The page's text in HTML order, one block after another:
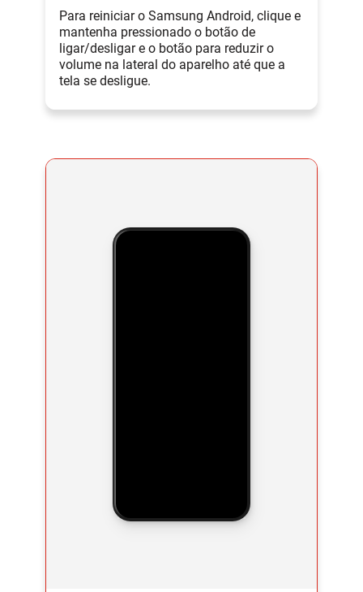
Para reiniciar o Samsung Android, clique e
mantenha pressionado o botão de
ligar/desligar e o botão para reduzir o
volume na lateral do aparelho até que a
tela se desligue.